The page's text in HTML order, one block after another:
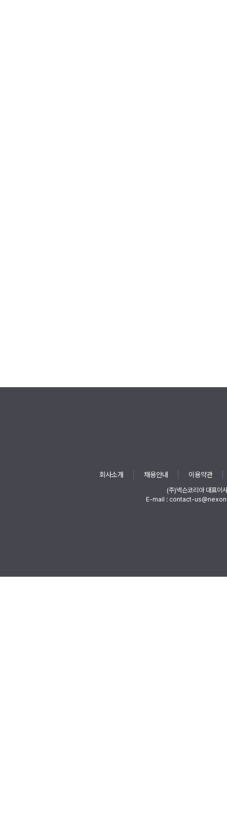
회사소개 채용안내 이용약관
(주)넥슨코리아 대표이
E-mail : contact-